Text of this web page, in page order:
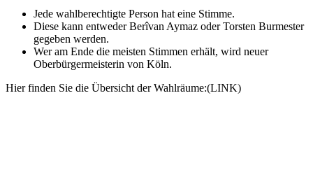
Jede wahlberechtigte Person hat eine Stimme.
Diese kann entweder Berîvan Aymaz oder Torsten Burmester
gegeben werden.
Wer am Ende die meisten Stimmen erhält, wird neuer
Oberbürgermeisterin von Köln.
Hier finden Sie die Übersicht der Wahlräume:(LINK)